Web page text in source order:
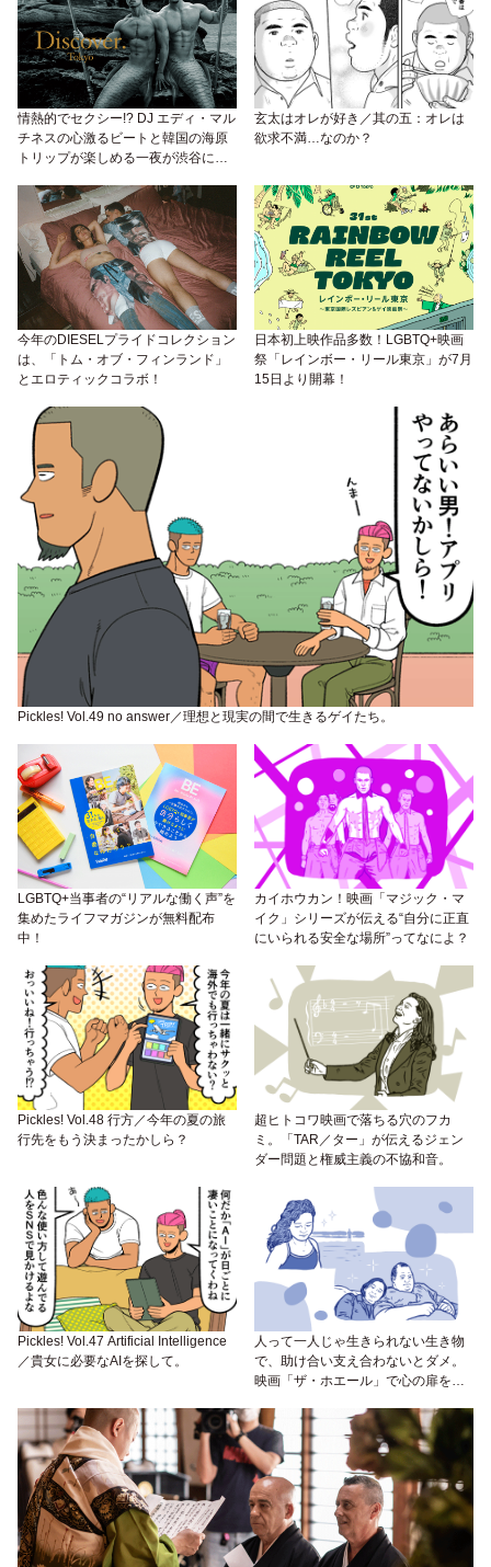
情熱的でセクシー!? DJ エディ・マル
チネスの心激るビートと韓国の海原
トリップが楽しめる一夜が渋谷に登
玄太はオレが好き／其の五：オレは
欲求不満…なのか？
今年のDIESELプライドコレクション
は、「トム・オブ・フィンランド」
とエロティックコラボ！
日本初上映作品多数！LGBTQ+映画
祭「レインボー・リール東京」が7月
15日より開幕！
Pickles! Vol.49 no answer／理想と現実の間で生きるゲイたち。
LGBTQ+当事者の“リアルな働く声”を
集めたライフマガジンが無料配布
中！
カイホウカン！映画「マジック・マ
イク」シリーズが伝える“自分に正直
にいられる安全な場所”ってなによ？
Pickles! Vol.48 行方／今年の夏の旅
行先をもう決まったかしら？
超ヒトコワ映画で落ちる穴のフカ
ミ。「TAR／ター」が伝えるジェン
ダー問題と権威主義の不協和音。
Pickles! Vol.47 Artificial Intelligence
／貴女に必要なAIを探して。
人って一人じゃ生きられない生き物
で、助け合い支え合わないとダメ。
映画「ザ・ホエール」で心の扉を開